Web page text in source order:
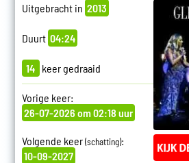
Uitgebracht in 2013
Duurt 04:24
14 keer gedraaid
Vorige keer:
26-07-2026 om 02:18 uur
Volgende keer(schatting):
10-09-2027